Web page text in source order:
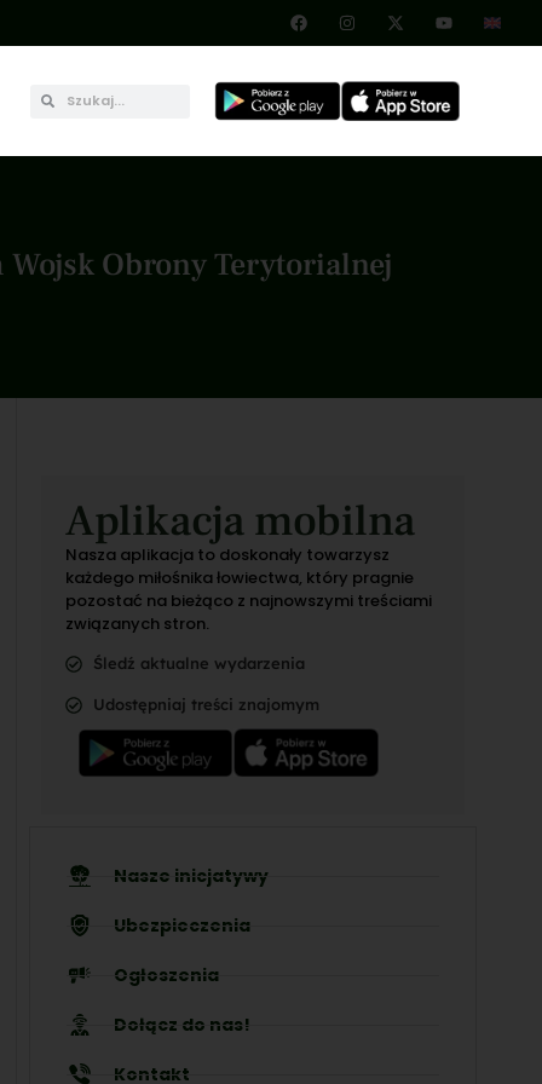
Wojsk Obrony Terytorialnej
Aplikacja mobilna
Nasza aplikacja to doskonały towarzysz
każdego miłośnika łowiectwa, który pragnie
pozostać na bieżąco z najnowszymi treściami
związanych stron.
Śledź aktualne wydarzenia
Udostępniaj treści znajomym
Nasze inicjatywy
Ubezpieczenia
Ogłoszenia
Dołącz do nas!
Kontakt